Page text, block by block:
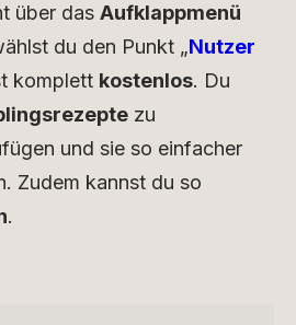
über das Aufklappmenü
du den Punkt „Nutzer
komplett kostenlos. Du
zu
und sie so einfacher
Zudem kannst du so
.